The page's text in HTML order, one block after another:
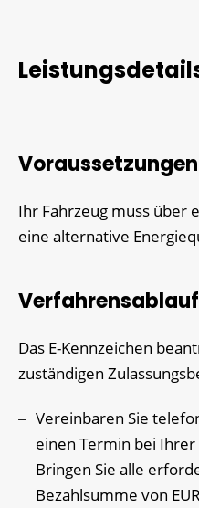
Voraussetzungen
Ihr Fahrzeug muss über
eine alternative
Verfahrensablauf
Das E-Kennzeichen
zuständigen
Vereinbaren Sie
einen Termin bei
Bringen Sie alle
Bezahlsumme von